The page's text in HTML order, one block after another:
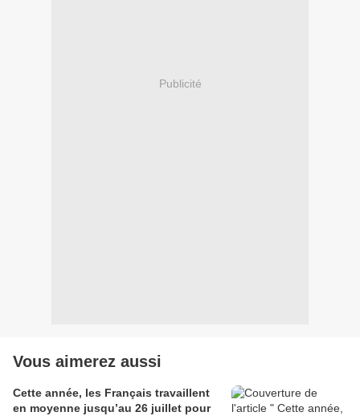
Publicité
Vous aimerez aussi
Cette année, les Français travaillent
en moyenne jusqu’au 26 juillet pour